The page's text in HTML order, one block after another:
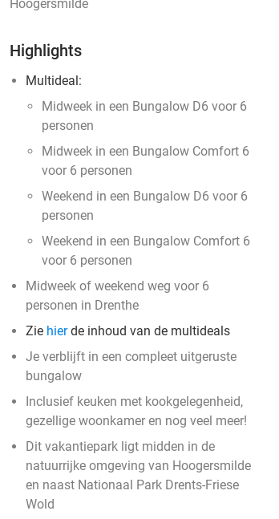
Hoogersmilde
Highlights
Multideal:
Midweek in een Bungalow D6 voor 6
personen
Midweek in een Bungalow Comfort 6
voor 6 personen
Weekend in een Bungalow D6 voor 6
personen
Weekend in een Bungalow Comfort 6
voor 6 personen
Midweek of weekend weg voor 6
personen in Drenthe
Zie hierde inhoud van de multideals
Je verblijft in een compleet uitgeruste
bungalow
Inclusief keuken met kookgelegenheid,
gezellige woonkamer en nog veel meer!
Dit vakantiepark ligt midden in de
natuurrijke omgeving van Hoogersmilde
en naast Nationaal Park Drents-Friese
Wold